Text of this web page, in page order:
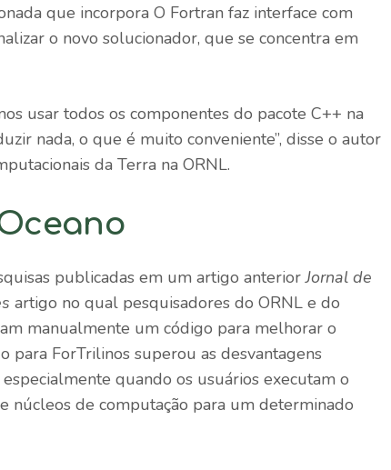
que incorpora O Fortran faz interface com
o novo solucionador, que se concentra em
usar todos os componentes do pacote C++ na
nada, o que é muito conveniente”, disse o autor
da Terra na ORNL.
publicadas em um artigo anteriorJornal de
artigo no qual pesquisadores do ORNL e do
manualmente um código para melhorar o
para ForTrilinos superou as desvantagens
quando os usuários executam o
núcleos de computação para um determinado